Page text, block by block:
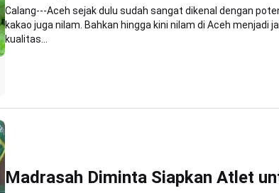
Calang---Aceh sejak dulu sudah sangat dikenal dengan
kakao juga nilam. Bahkan hingga kini nilam di Aceh menjadi
kualitas...
Madrasah Diminta Siapkan Atlet